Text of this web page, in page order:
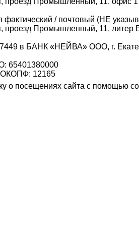
/ почтовый (НЕ
проезд Промышленный, 11, литер
в БАНК «НЕЙВА» ООО, г.
65401380000
12165
о посещениях сайта с помощью